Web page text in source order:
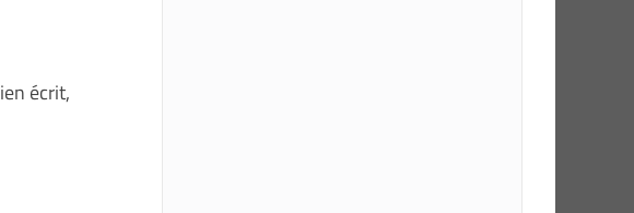
écrit,